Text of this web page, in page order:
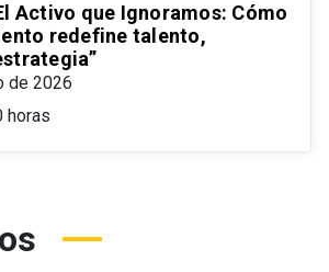
Activo que Ignoramos: Cómo
redefine talento,
de 2026
horas